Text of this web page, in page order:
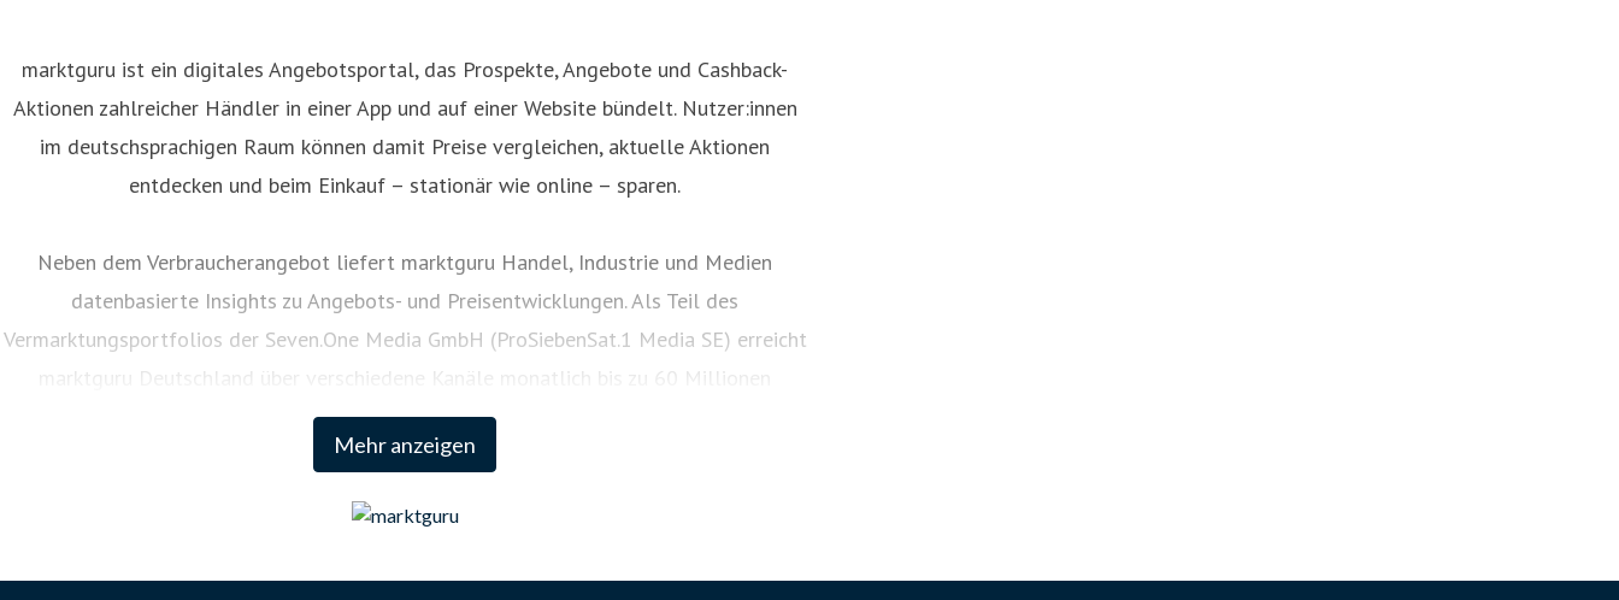
Communications Manager roxane@marktguru.de
Mehr anzeigen
marktguru ist ein digitales Angebotsportal, das Prospekte, Angebote und Cashback-
Aktionen zahlreicher Händler in einer App und auf einer Website bündelt. Nutzer:innen
im deutschsprachigen Raum können damit Preise vergleichen, aktuelle Aktionen
entdecken und beim Einkauf – stationär wie online – sparen.
Neben dem Verbraucherangebot liefert marktguru Handel, Industrie und Medien
datenbasierte Insights zu Angebots- und Preisentwicklungen. Als Teil des
Vermarktungsportfolios der Seven.One Media GmbH (ProSiebenSat.1 Media SE) erreicht
marktguru Deutschland über verschiedene Kanäle monatlich bis zu 60 Millionen
Konsument:innen.